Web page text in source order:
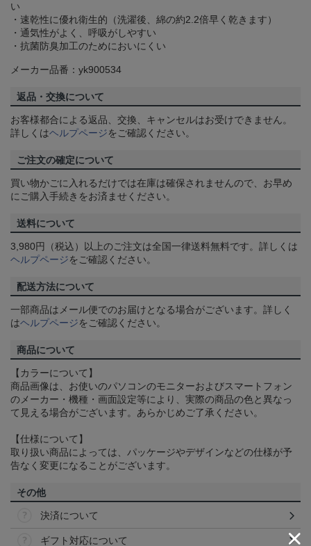
い
・速乾性に優れ衛生的（洗濯後、綿の約2.2倍早く乾きます）
・通気性がよく、呼吸がしやすい
・抗菌防臭加工のためにおいにくい
メーカー品番：yk900534
返品・交換について
お客様都合による返品、交換、キャンセルはお受けできません。
詳しくはヘルプページをご確認ください。
ご注文の確定について
買い物かごに入れるだけでは在庫は確保されませんので、お早め
にご購入手続きをお済ませください。
送料について
3,980円（税込）以上のご注文は全国一律送料無料です。詳しくは
ヘルプページをご確認ください。
配送方法について
一部商品はメール便でのお届けとなる場合がございます。詳しく
はヘルプページをご確認ください。
商品について
【カラーについて】
商品画像は、お使いのパソコンのモニターおよびスマートフォン
のメーカー・機種・画面設定等により、実際の商品の色と異なっ
て見える場合がございます。あらかじめご了承ください。
【仕様について】
取り扱い商品によっては、パッケージやデザインなどの仕様が予
告なく変更になることがございます。
その他
決済について
ギフト対応について